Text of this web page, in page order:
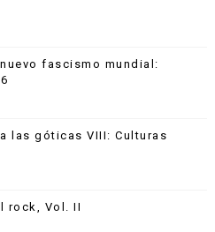
fascismo mundial:
las góticas VIII: Culturas
rock, Vol. II